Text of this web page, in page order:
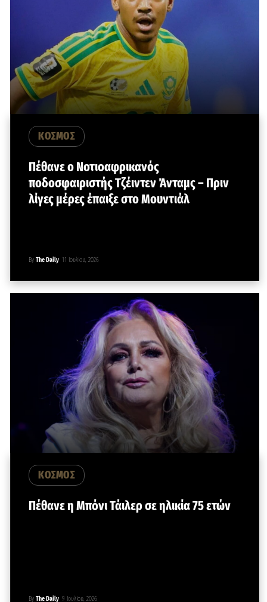
ΚΟΣΜΟΣ
Πέθανε ο Νοτιοαφρικανός
ποδοσφαιριστής Τζέιντεν Άνταμς – Πριν
λίγες μέρες έπαιξε στο Μουντιάλ
By The Daily 11 Ιουλίου, 2026
ΚΟΣΜΟΣ
Πέθανε η Μπόνι Τάιλερ σε ηλικία 75 ετών
By The Daily 9 Ιουλίου, 2026